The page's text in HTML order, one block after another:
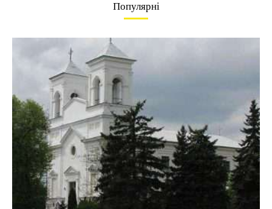
Популярні